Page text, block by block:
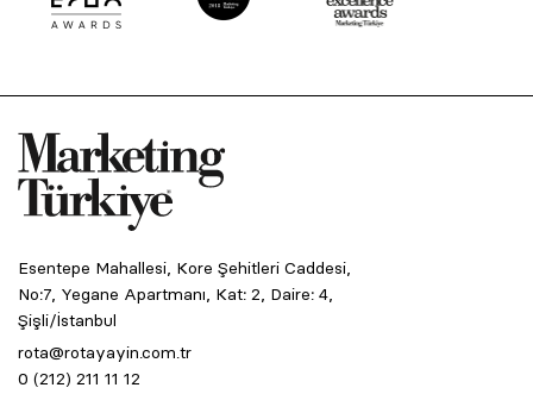
Esentepe Mahallesi, Kore Şehitleri Caddesi,
No:7, Yegane Apartmanı, Kat: 2, Daire: 4,
Şişli/İstanbul
rota@rotayayin.com.tr
0 (212) 211 11 12